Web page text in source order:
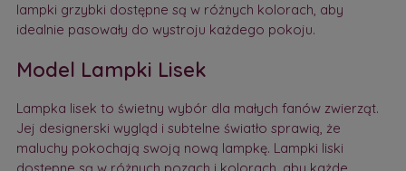
lampki grzybki dostępne są w różnych kolorach, aby
idealnie pasowały do wystroju każdego pokoju.
Model Lampki Lisek
Lampka lisek to świetny wybór dla małych fanów zwierząt.
Jej designerski wygląd i subtelne światło sprawią, że
maluchy pokochają swoją nową lampkę. Lampki liski